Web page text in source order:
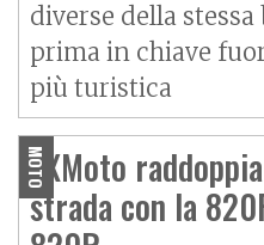
diverse della
prima in chiave
più turistica
MOTO
ZXMoto
strada con la